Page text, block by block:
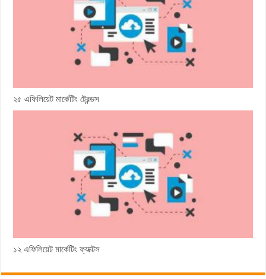
২৫ এফিলিয়েট মার্কেটিং ট্রেন্ডস
১২ এফিলিয়েট মার্কেটিং ফ্যাক্টস